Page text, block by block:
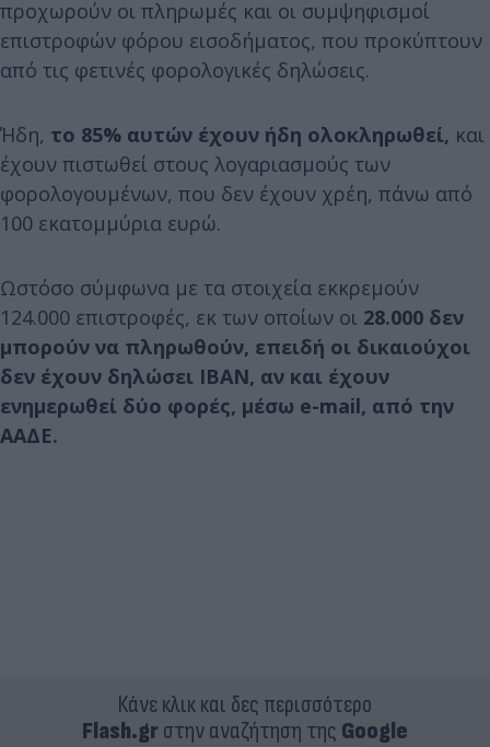
προχωρούν οι πληρωμές και οι συμψηφισμοί
επιστροφών φόρου εισοδήματος, που προκύπτουν
από τις φετινές φορολογικές δηλώσεις.
Ήδη, το 85% αυτών έχουν ήδη ολοκληρωθεί, και
έχουν πιστωθεί στους λογαριασμούς των
φορολογουμένων, που δεν έχουν χρέη, πάνω από
100 εκατομμύρια ευρώ.
Ωστόσο σύμφωνα με τα στοιχεία εκκρεμούν
124.000 επιστροφές, εκ των οποίων οι 28.000 δεν
μπορούν να πληρωθούν, επειδή οι δικαιούχοι
δεν έχουν δηλώσει ΙΒΑΝ, αν και έχουν
ενημερωθεί δύο φορές, μέσω e-mail, από την
ΑΑΔΕ.
Κάνε κλικ και δες περισσότερο
Flash.grστην αναζήτηση της Google